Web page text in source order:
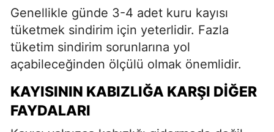
Genellikle günde 3-4 adet kuru kayısı
tüketmek sindirim için yeterlidir. Fazla
tüketim sindirim sorunlarına yol
açabileceğinden ölçülü olmak önemlidir.
KAYISININ KABIZLIĞA KARŞI DIĞER
FAYDALARI